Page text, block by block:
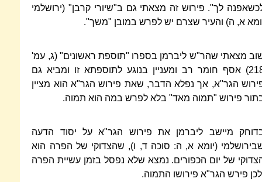
לך". פירוש זה מצאתי גם ב"שיורי קרבן" (ירושלמי
א, ה) והעיר שצרם יש לפרש במובן "משך".
מצאתי שהר"ש ליברמן בספרו "תוספת ראשונים" (ג, עמ'
218) אסף חומר רב ומעניין בנוגע לתוספתא זו ומביא גם
הגר"א, אך נפלא הדבר, שאת פירוש הגר"א הוא מציין
פירוש "תמוה מאד" בלא לפרש במה הוא תמוה.
מיישב ליברמן את פירוש הגר"א על יסוד הדעה
(יומא א, ה: סוכה ד, ו), שהצדוקי של הפרה הוא
של יום הכפורים. נמצא שלא נפסל בזמן עשיית הפרה
פירש הגר"א פירושו התמוה.